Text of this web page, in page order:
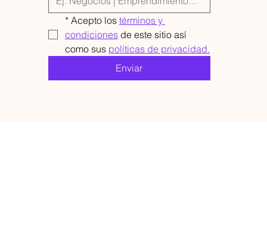
* Acepto los términos y
condiciones de este sitio así
como sus políticas de privacidad.
Enviar